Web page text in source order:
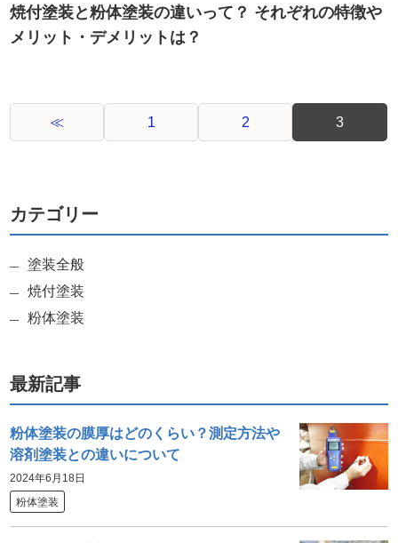
焼付塗装と粉体塗装の違いって？ それぞれの特徴や
メリット・デメリットは？
≪ 1 2 3
カテゴリー
塗装全般
焼付塗装
粉体塗装
最新記事
粉体塗装の膜厚はどのくらい？測定方法や
溶剤塗装との違いについて
2024年6月18日
粉体塗装